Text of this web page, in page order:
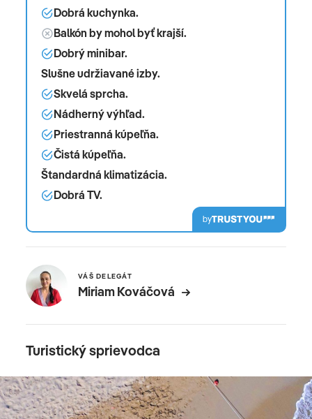
Dobrá kuchynka.
Balkón by mohol byť krajší.
Dobrý minibar.
Slušne udržiavané izby.
Skvelá sprcha.
Nádherný výhľad.
Priestranná kúpeľňa.
Čistá kúpeľňa.
Štandardná klimatizácia.
Dobrá TV.
by
VÁŠ DELEGÁT
Miriam Kováčová
Turistický sprievodca